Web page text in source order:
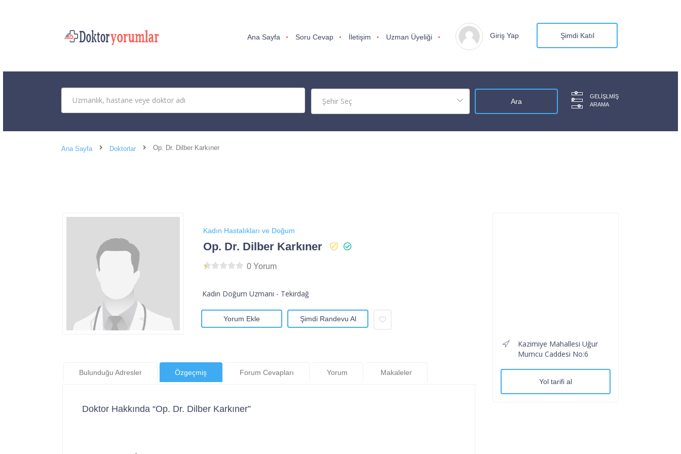
Ana Sayfa Soru Cevap İletişim Uzman Üyeliği Giriş Yap Şimdi Katıl
GELIŞLMIŞ
ARAMA
Ana Sayfa Doktorlar Op. Dr. Dilber Karkıner
Kadın Hastalıkları ve Doğum
Op. Dr. Dilber Karkıner
0 Yorum
Kadın Doğum Uzmanı - Tekirdağ
Yorum Ekle Şimdi Randevu Al
Bulunduğu Adresler Özgeçmiş Forum Cevapları Yorum Makaleler
Doktor Hakkında “Op. Dr. Dilber Karkıner”
Kazimiye Mahallesi Uğur
Mumcu Caddesi No:6
Yol tarifi al